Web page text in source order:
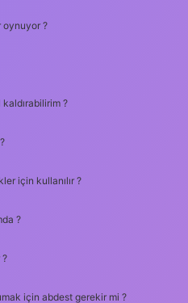
oynuyor ?
kaldırabilirim ?
için kullanılır ?
?
için abdest gerekir mi ?